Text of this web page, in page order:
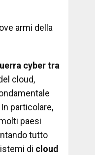
cyber tra
cloud,
particolare,
paesi
tutto
di cloud